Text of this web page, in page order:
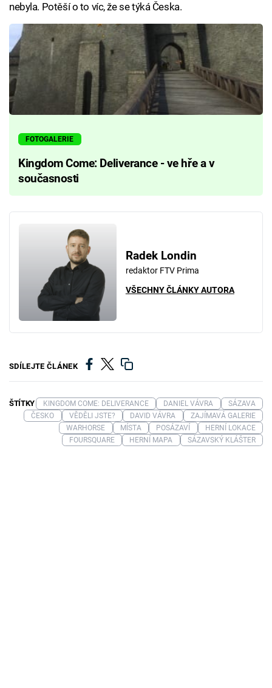
nebyla. Potěší o to víc, že se týká Česka.
FOTOGALERIE
Kingdom Come: Deliverance - ve hře a v
současnosti
Radek Londin
redaktor FTV Prima
VŠECHNY ČLÁNKY AUTORA
SDÍLEJTE ČLÁNEK
ŠTÍTKY KINGDOM COME: DELIVERANCE DANIEL VÁVRA
SÁZAVA
ČESKO
VĚDĚLI JSTE? DAVID VÁVRA
ZAJÍMAVÁ GALERIE
WARHORSE
MÍSTA POSÁZAVÍ
HERNÍ LOKACE
FOURSQUARE
HERNÍ MAPA SÁZAVSKÝ KLÁŠTER